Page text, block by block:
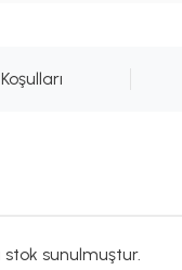
sunulmuştur.